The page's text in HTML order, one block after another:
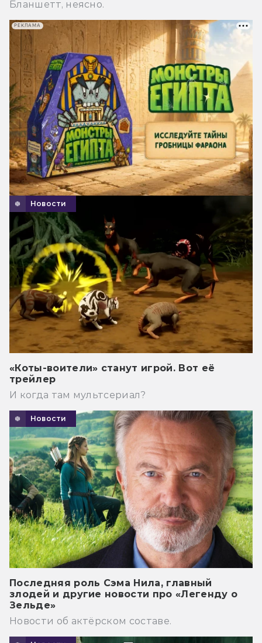
Бланшетт, неясно.
Новости
«Коты-воители» станут игрой. Вот её
трейлер
И когда там мультсериал?
Новости
Последняя роль Сэма Нила, главный
злодей и другие новости про «Легенду о
Зельде»
Новости об актёрском составе.
РЕКЛАМА